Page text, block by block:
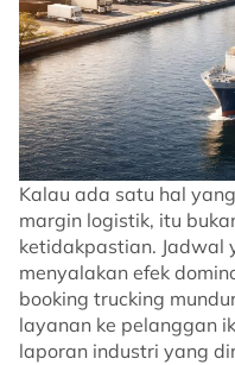
Kalau ada satu hal
margin logistik, itu
ketidakpastian. Jadwal
menyalakan efek
booking trucking
layanan ke pelanggan
laporan industri yang